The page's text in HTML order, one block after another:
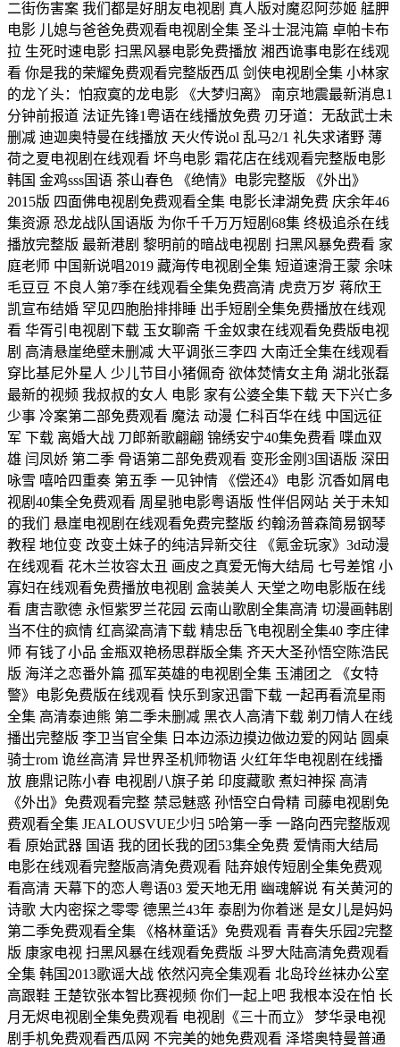
二街伤害案 我们都是好朋友电视剧 真人版对魔忍阿莎姬 艋胛
电影 儿媳与爸爸免费观看电视剧全集 圣斗士混沌篇 卓帕卡布
拉 生死时速电影 扫黑风暴电影免费播放 湘西诡事电影在线观
看 你是我的荣耀免费观看完整版西瓜 剑侠电视剧全集 小林家
的龙丫头：怕寂寞的龙电影 《大梦归离》 南京地震最新消息1
分钟前报道 法证先锋1粤语在线播放免费 刃牙道：无敌武士未
删减 迪迦奥特曼在线播放 天火传说ol 乱马2/1 礼失求诸野 薄
荷之夏电视剧在线观看 坏鸟电影 霜花店在线观看完整版电影
韩国 金鸡sss国语 茶山春色 《绝情》电影完整版 《外出》
2015版 四面佛电视剧免费观看全集 电影长津湖免费 庆余年46
集资源 恐龙战队国语版 为你千千万万短剧68集 终极追杀在线
播放完整版 最新港剧 黎明前的暗战电视剧 扫黑风暴免费看 家
庭老师 中国新说唱2019 藏海传电视剧全集 短道速滑王蒙 余味
毛豆豆 不良人第7季在线观看全集免费高清 虎贲万岁 蒋欣王
凯宣布结婚 罕见四胞胎排排睡 出手短剧全集免费播放在线观
看 华胥引电视剧下载 玉女聊斋 千金奴隶在线观看免费版电视
剧 高清悬崖绝壁未删减 大平调张三李四 大南迁全集在线观看
穿比基尼外星人 少儿节目小猪佩奇 欲体焚情女主角 湖北张磊
最新的视频 我叔叔的女人 电影 家有公婆全集下载 天下兴亡多
少事 冷案第二部免费观看 魔法 动漫 仁科百华在线 中国远征
军 下载 离婚大战 刀郎新歌翩翩 锦绣安宁40集免费看 喋血双
雄 闫凤娇 第二季 骨语第二部免费观看 变形金刚3国语版 深田
咏雪 嘻哈四重奏 第五季 一见钟情 《偿还4》电影 沉香如屑电
视剧40集全免费观看 周星驰电影粤语版 性伴侣网站 关于未知
的我们 悬崖电视剧在线观看免费完整版 约翰汤普森简易钢琴
教程 地位变 改变土妹子的纯洁异新交往 《氪金玩家》3d动漫
在线观看 花木兰妆容太丑 画皮之真爱无悔大结局 七号差馆 小
寡妇在线观看免费播放电视剧 盒装美人 天堂之吻电影版在线
看 唐吉歌德 永恒紫罗兰花园 云南山歌剧全集高清 切漫画韩剧
当不住的疯情 红高粱高清下载 精忠岳飞电视剧全集40 李庄律
师 有钱了小品 金瓶双艳杨思群版全集 齐天大圣孙悟空陈浩民
版 海洋之恋番外篇 孤军英雄的电视剧全集 玉浦团之 《女特
警》电影免费版在线观看 快乐到家迅雷下载 一起再看流星雨
全集 高清泰迪熊 第二季未删减 黑衣人高清下载 剃刀情人在线
播出完整版 李卫当官全集 日本边添边摸边做边爱的网站 圆桌
骑士rom 诡丝高清 异世界圣机师物语 火红年华电视剧在线播
放 鹿鼎记陈小春 电视剧八旗子弟 印度藏歌 煮妇神探 高清
《外出》免费观看完整 禁忌魅惑 孙悟空白骨精 司藤电视剧免
费观看全集 JEALOUSVUE少归 5哈第一季 一路向西完整版观
看 原始武器 国语 我的团长我的团53集全免费 爱情雨大结局
电影在线观看完整版高清免费观看 陆弃娘传短剧全集免费观
看高清 天幕下的恋人粤语03 爱天地无用 幽魂解说 有关黄河的
诗歌 大内密探之零零 德黑兰43年 泰剧为你着迷 是女儿是妈妈
第二季免费观看全集 《格林童话》免费观看 青春失乐园2完整
版 康家电视 扫黑风暴在线观看免费版 斗罗大陆高清免费观看
全集 韩国2013歌谣大战 依然闪亮全集观看 北岛玲丝袜办公室
高跟鞋 王楚钦张本智比赛视频 你们一起上吧 我根本没在怕 长
月无烬电视剧全集免费观看 电视剧《三十而立》 梦华录电视
剧手机免费观看西瓜网 不完美的她免费观看 泽塔奥特曼普通